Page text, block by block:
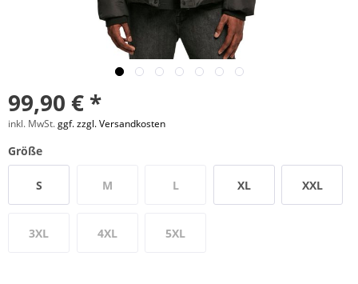
99,90 € *
inkl. MwSt.ggf. zzgl. Versandkosten
Größe
S M L XL XXL
3XL 4XL 5XL